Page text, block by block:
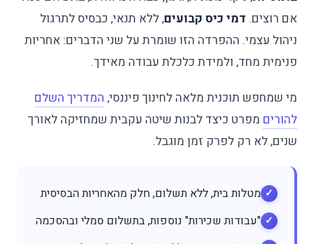
אם רוצים. דמי כיס קבועים, ללא תנאי, כבסיס לתרגול
ניהול עצמי. ההפרדה הזו שומרת על שני הדברים: אחריות
פנימית מחד, ולמידת כלכלת עבודה מאידך.
מי שמחפש תוכנית מלאה לחינוך פיננסי, המדריך השלם
להורים מפרט כיצד לבנות שיטה עקבית שמחזיקה לאורך
שנים, לא רק לפרק זמן מוגבל.
מטלות בית, ללא תשלום, חלק מהאחריות הבסיסית
"עבודות שכירות" נוספות, בתשלום סמלי ובהסכמה